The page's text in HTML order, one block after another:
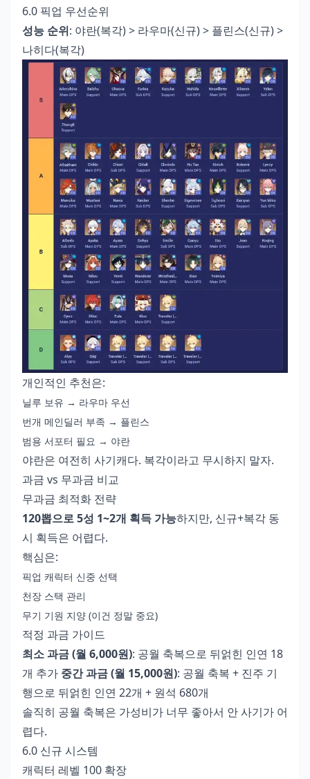
6.0 픽업 우선순위
성능 순위: 야란(복각) > 라우마(신규) > 플린스(신규) >
나히다(복각)
개인적인 추천은:
닐루 보유 → 라우마 우선
번개 메인딜러 부족 → 플린스
범용 서포터 필요 → 야란
야란은 여전히 사기캐다. 복각이라고 무시하지 말자.
과금 vs 무과금 비교
무과금 최적화 전략
120뽑으로 5성 1~2개 획득 가능하지만, 신규+복각 동
시 획득은 어렵다.
핵심은:
픽업 캐릭터 신중 선택
천장 스택 관리
무기 기원 지양 (이건 정말 중요)
적정 과금 가이드
최소 과금 (월 6,000원): 공월 축복으로 뒤얽힌 인연 18
개 추가 중간 과금 (월 15,000원): 공월 축복 + 진주 기
행으로 뒤얽힌 인연 22개 + 원석 680개
솔직히 공월 축복은 가성비가 너무 좋아서 안 사기가 어
렵다.
6.0 신규 시스템
캐릭터 레벨 100 확장